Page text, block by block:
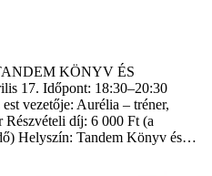
KÖNYV ÉS
17. Időpont: 18:30–20:30
vezetője: Aurélia – tréner,
Részvételi díj: 6 000 Ft (a
Helyszín: Tandem Könyv és…